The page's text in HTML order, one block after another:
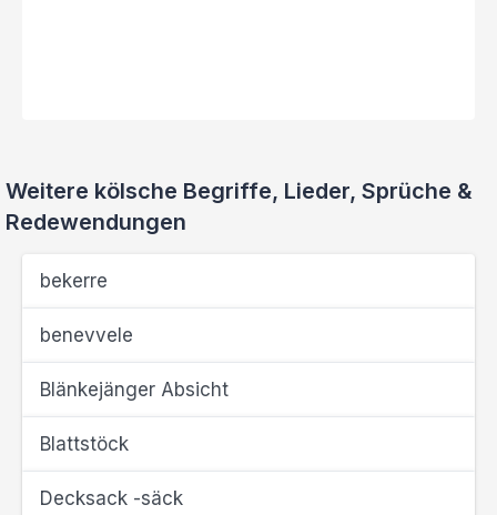
Weitere kölsche Begriffe, Lieder, Sprüche &
Redewendungen
bekerre
benevvele
Blänkejänger Absicht
Blattstöck
Decksack -säck